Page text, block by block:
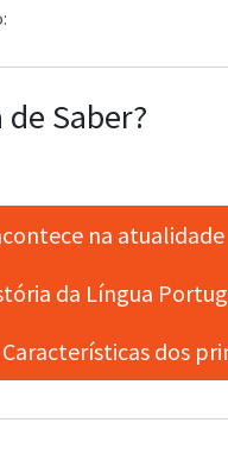
de Saber?
na atualidade
da Língua
dos